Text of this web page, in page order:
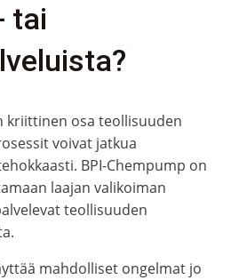
tai
kriittinen osa teollisuuden
voivat jatkua
BPI-Chempump on
laajan valikoiman
teollisuuden
mahdolliset ongelmat jo